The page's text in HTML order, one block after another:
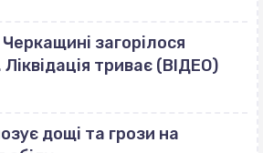
загорілося
триває (ВІДЕО)
дощі та грози на